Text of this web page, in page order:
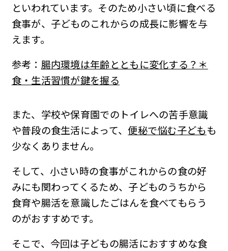
といわれています。そのため小さい頃に食べる
食事が、子どものこれからの成長に影響を与
えます。
参考： 腸内環境は年齢とともに変化する？＊
食・生活習慣が鍵を握る
また、学校や保育園でのトイレへの苦手意識
や普段の食生活によって、便秘で悩む子どもも
少なくありません。
そして、小さい時の食事がこれからの食の好
みにも関わってくるため、子どものうちから
食育や腸活を意識したごはんを食べてもらう
のがおすすめです。
そこで、今回は子どもの腸活におすすめな食